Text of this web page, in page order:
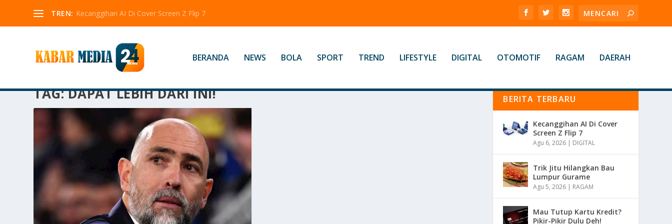
TREN: Kecanggihan AI Di Cover Screen Z Flip 7
BERANDA NEWS BOLA SPORT TREND LIFESTYLE DIGITAL OTOMOTIF RAGAM DAERAH
TAG:DAPAT LEBIH DARI INI! BERITA TERBARU
Kecanggihan AI Di Cover
Screen Z Flip 7
Agu 6, 2026 | DIGITAL
Trik Jitu Hilangkan Bau
Lumpur Gurame
Agu 5, 2026 | RAGAM
Mau Tutup Kartu Kredit?
Pikir-Pikir Dulu Deh!